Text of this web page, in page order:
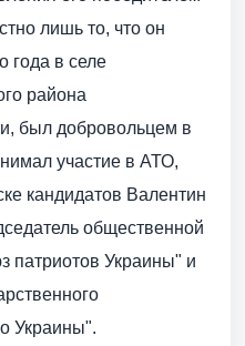
лишь то, что он
года в селе
района
был добровольцем в
участие в АТО,
кандидатов Валентин
общественной
патриотов Украины" и
Украины".